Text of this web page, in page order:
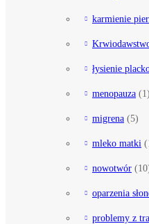
karmienie
łysienie
menopauza (1)
migrena (5)
mleko matki
nowotwór
oparzenia
problemy z